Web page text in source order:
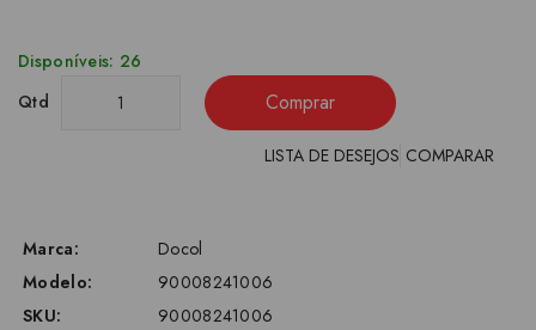
Disponíveis: 26
Qtd
Comprar
LISTA DE DESEJOS COMPARAR
Marca:
Docol
Modelo:
90008241006
SKU:
90008241006